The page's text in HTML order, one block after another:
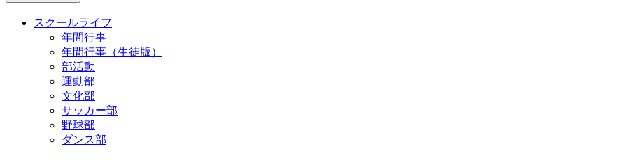
スクールライフ
年間行事
年間行事（生徒版）
部活動
運動部
文化部
サッカー部
野球部
ダンス部